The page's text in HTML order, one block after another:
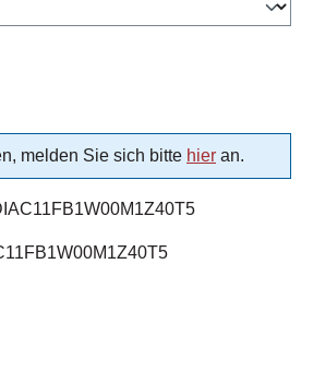
melden Sie sich bitte hier an.